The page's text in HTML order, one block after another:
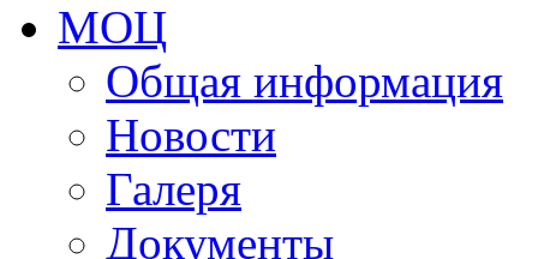
МОЦ
Общая информация
Новости
Галеря
Документы